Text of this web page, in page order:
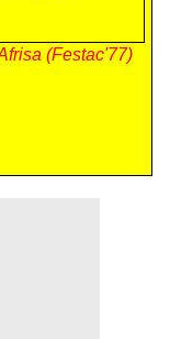
(Festac'77)